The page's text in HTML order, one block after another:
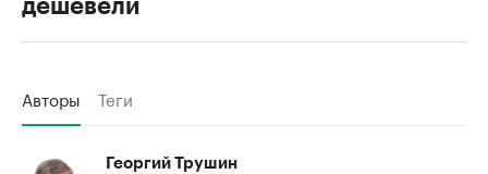
дешевели
Авторы Теги
Георгий Трушин